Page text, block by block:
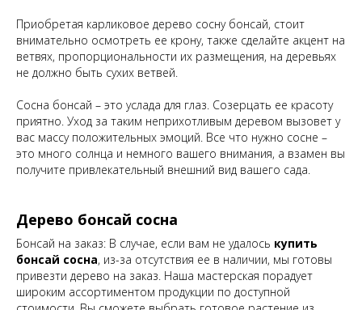
Приобретая карликовое дерево сосну бонсай, стоит
внимательно осмотреть ее крону, также сделайте акцент на
ветвях, пропорциональности их размещения, на деревьях
не должно быть сухих ветвей.
Сосна бонсай – это услада для глаз. Созерцать ее красоту
приятно. Уход за таким неприхотливым деревом вызовет у
вас массу положительных эмоций. Все что нужно сосне –
это много солнца и немного вашего внимания, а взамен вы
получите привлекательный внешний вид вашего сада.
Дерево бонсай сосна
Бонсай на заказ: В случае, если вам не удалось купить
бонсай сосна, из-за отсутствия ее в наличии, мы готовы
привезти дерево на заказ. Наша мастерская порадует
широким ассортиментом продукции по доступной